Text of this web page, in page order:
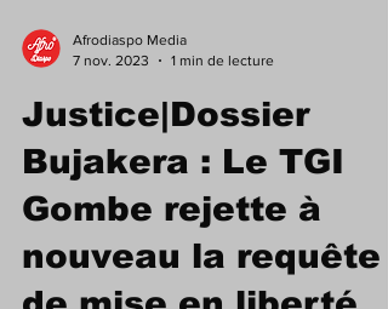
Afrodiaspo Media
7 nov. 2023
1 min de lecture
Justice|Dossier
Bujakera : Le TGI
Gombe rejette à